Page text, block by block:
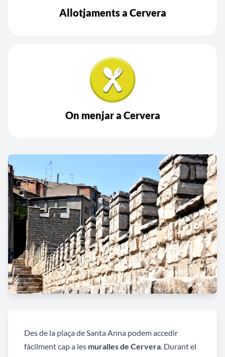
Allotjaments a Cervera
On menjar a Cervera
Des de la plaça de Santa Anna podem accedir
fàcilment cap a les muralles de Cervera. Durant el